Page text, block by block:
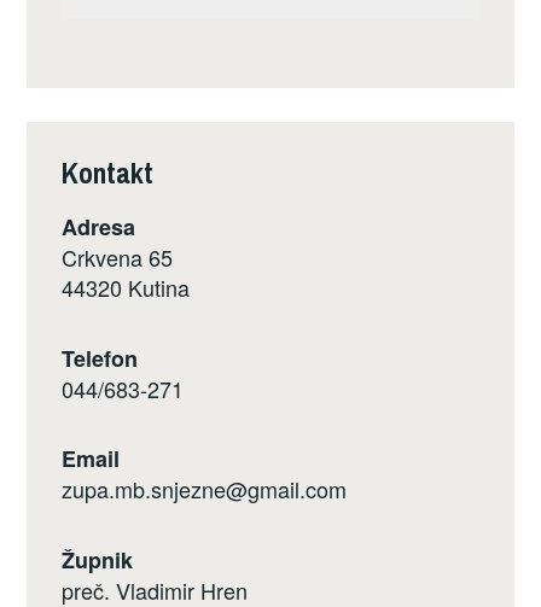
Kontakt
Adresa
Crkvena 65
44320 Kutina
Telefon
044/683-271
Email
zupa.mb.snjezne@gmail.com
Župnik
preč. Vladimir Hren